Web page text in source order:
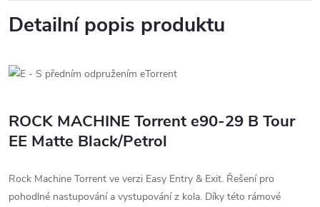
Detailní popis produktu
ROCK MACHINE Torrent e90-29 B Tour
EE Matte Black/Petrol
Rock Machine Torrent ve verzi Easy Entry & Exit. Řešení pro
pohodlné nastupování a vystupování z kola. Díky této rámové